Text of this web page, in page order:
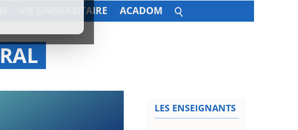
VIE UNIVERSITAIRE ACADOM
LES ENSEIGNANTS